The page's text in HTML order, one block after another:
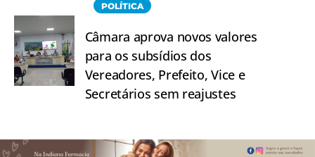
POLÍTICA
Câmara aprova novos valores
para os subsídios dos
Vereadores, Prefeito, Vice e
Secretários sem reajustes